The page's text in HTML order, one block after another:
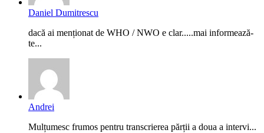
Daniel Dumitrescu
dacă ai menționat de WHO / NWO e clar.....mai informează-
te...
Andrei
Mulțumesc frumos pentru transcrierea părții a doua a intervi...